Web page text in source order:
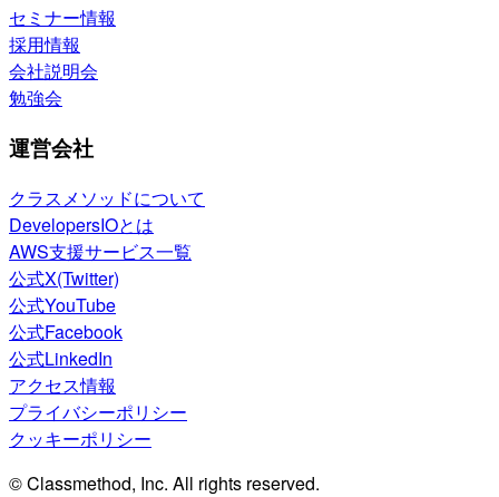
セミナー情報
採用情報
会社説明会
勉強会
運営会社
クラスメソッドについて
DevelopersIOとは
AWS支援サービス一覧
公式X(Twitter)
公式YouTube
公式Facebook
公式LinkedIn
アクセス情報
プライバシーポリシー
クッキーポリシー
© Classmethod, Inc. All rights reserved.